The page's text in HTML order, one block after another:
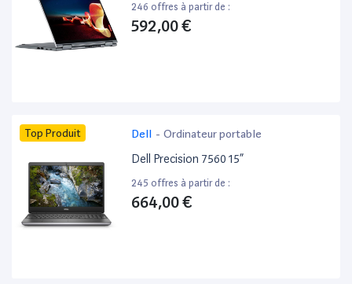
246 offres à partir de :
592,00 €
Top Produit Dell - Ordinateur portable
Dell Precision 7560 15”
245 offres à partir de :
664,00 €